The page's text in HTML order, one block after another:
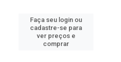
Faça seu login ou
cadastre-se para
ver preços e
comprar